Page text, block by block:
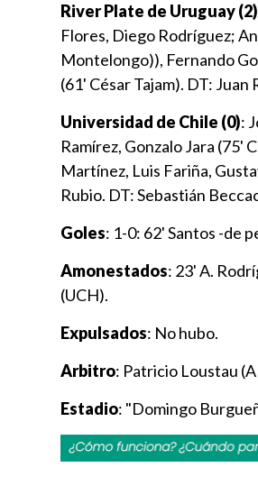
River Plate de Uruguay (2)
Flores, Diego Rodríguez;
Montelongo)), Fernando
(61' César Tajam). DT: Juan
Universidad de Chile (0):
Ramírez, Gonzalo Jara (75'
Martínez, Luis Fariña,
Rubio. DT: Sebastián
Goles: 1-0: 62' Santos -de
Amonestados: 23' A.
(UCH).
Expulsados: No hubo.
Arbitro: Patricio Loustau
Estadio: "Domingo